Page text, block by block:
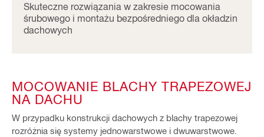
Skuteczne rozwiązania w zakresie mocowania
śrubowego i montażu bezpośredniego dla okładzin
dachowych
MOCOWANIE BLACHY TRAPEZOWEJ
NA DACHU
W przypadku konstrukcji dachowych z blachy trapezowej
rozróżnia się systemy jednowarstwowe i dwuwarstwowe.